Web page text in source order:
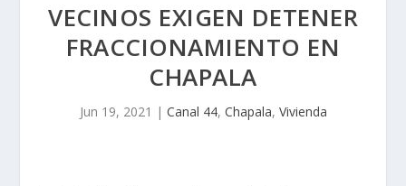
VECINOS EXIGEN DETENER
FRACCIONAMIENTO EN
CHAPALA
Jun 19, 2021 | Canal 44, Chapala, Vivienda